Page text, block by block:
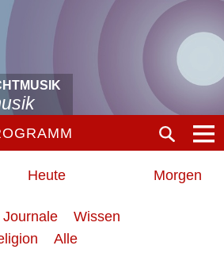
Heute Morgen
Journale
Wissen
Alle